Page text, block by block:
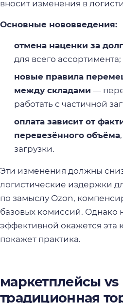
вносит изменения в
Основные нововведения:
отмена наценки за
для всего ассортимента;
новые правила
между складами —
работать с частичной
оплата зависит от
перевезённого объёма
загрузки.
Эти изменения должны
логистические издержки
по замыслу Ozon,
базовых комиссий. Однако
эффективной окажется эта
покажет практика.
маркетплейсы vs
традиционная